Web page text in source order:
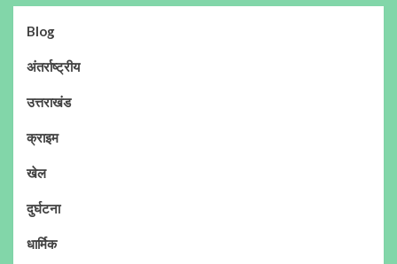
Blog
अंतर्राष्ट्रीय
उत्तराखंड
क्राइम
खेल
दुर्घटना
धार्मिक